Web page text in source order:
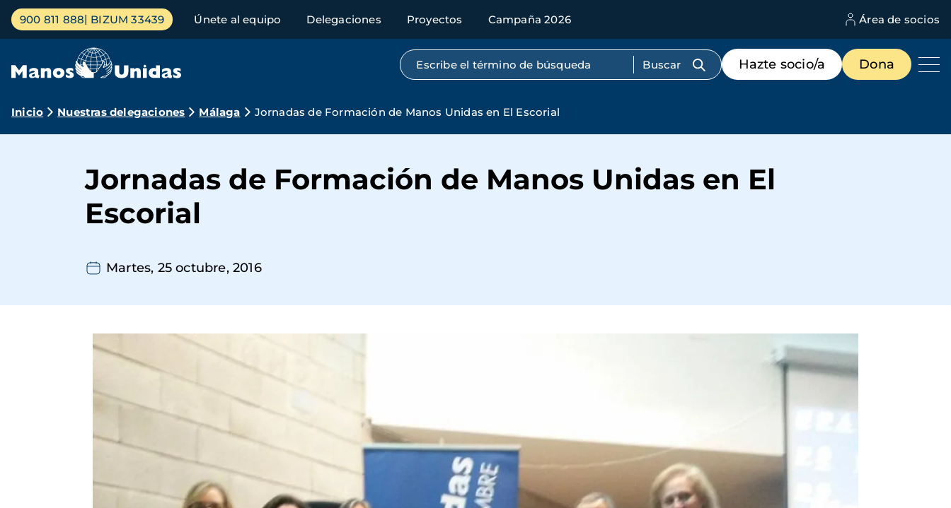
Pasar
contenido
Menú
principal
900 811 888 BIZUM 33439 Únete al equipo Delegaciones Proyectos Campaña 2026 Área de socios
Búsqueda por texto completo
Menú
de
destacados
Hazte socio/a Dona
Ruta
navegación
Inicio Nuestras delegaciones Málaga Jornadas de Formación de Manos Unidas en El Escorial
Jornadas de Formación de Manos Unidas en El
Escorial
Martes, 25 octubre, 2016